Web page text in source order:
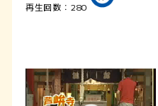
再生回数：280